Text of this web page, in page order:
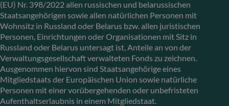
(EU) Nr. 398/2022 allen russischen und belarussischen
Staatsangehörigen sowie allen natürlichen Personen mit
Wohnsitz in Russland oder Belarus bzw. allen juristischen
Personen, Einrichtungen oder Organisationen mit Sitz in
Russland oder Belarus untersagt ist, Anteile an von der
Verwaltungsgesellschaft verwalteten Fonds zu zeichnen.
Ausgenommen hiervon sind Staatsangehörige eines
Mitgliedstaats der Europäischen Union sowie natürliche
Personen mit einer vorübergehenden oder unbefristeten
Aufenthaltserlaubnis in einem Mitgliedstaat.